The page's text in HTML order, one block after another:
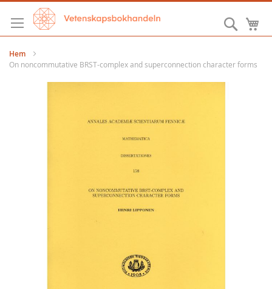
Hoppa
till
innehållet
Sök
Hem
On noncommutative BRST-complex and superconnection character forms